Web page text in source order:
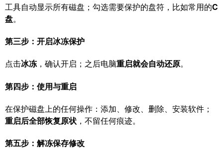
工具自动显示所有磁盘；勾选需要保护的盘符，比如常用的C
盘。
第三步：开启冰冻保护
点击冰冻，确认开启；之后电脑重启就会自动还原。
第四步：使用与重启
在保护磁盘上的任何操作：添加、修改、删除、安装软件；
重启后全部恢复原状 ，不留任何痕迹。
第五步：解冻保存修改